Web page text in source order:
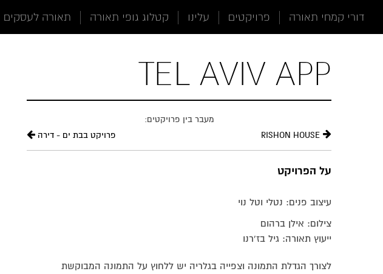
נגישות
ראשי
ראשידורי קמחי תאורה פרויקטים עלינו קטלוג גופי תאורה תאורה לעסקים
TEL AVIV APP
מעבר בין פרויקטים:
פרויקט בבת ים - דירה
RISHON HOUSE
על הפרויקט
עיצוב פנים: נטלי וטל נוי
צילום: אילן ברהום
ייעוץ תאורה: גיל בז'רנו
לצורך הגדלת התמונה וצפייה בגלריה יש ללחוץ על התמונה המבוקשת